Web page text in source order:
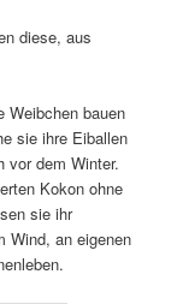
diese, aus
Weibchen bauen
sie ihre Eiballen
vor dem Winter.
Kokon ohne
sie ihr
Wind, an eigenen